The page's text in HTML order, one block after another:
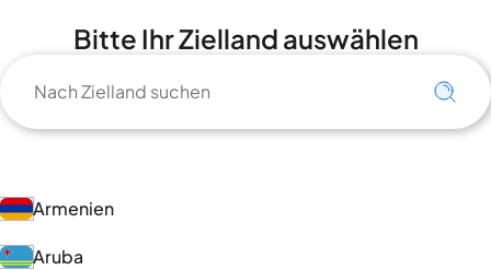
Bitte Ihr Zielland auswählen
Armenien
Aruba